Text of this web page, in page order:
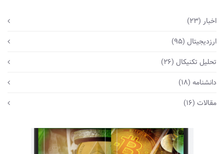
اخبار (23)
ارزدیجیتال (95)
تحلیل تکنیکال (26)
دانشنامه (18)
مقالات (16)